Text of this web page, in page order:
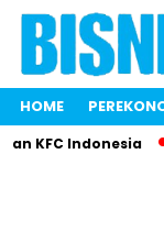
HOME
Indonesia